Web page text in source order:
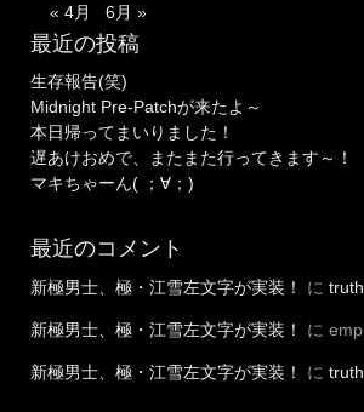
« 4月 6月 »
最近の投稿
生存報告(笑)
Midnight Pre-Patchが来たよ～
本日帰ってまいりました！
遅あけおめで、またまた行ってきます～！
マキちゃーん( ；∀；)
最近のコメント
新極男士、極・江雪左文字が実装！ に truth
新極男士、極・江雪左文字が実装！ に emp
新極男士、極・江雪左文字が実装！ に truth